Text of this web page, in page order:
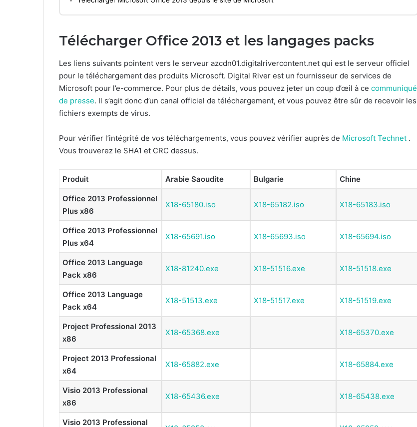
Télécharger Office 2013 et les langages packs
Les liens suivants pointent vers le serveur azcdn01.digitalrivercontent.net qui est le serveur officiel
pour le téléchargement des produits Microsoft. Digital River est un fournisseur de services de
Microsoft pour l’e-commerce. Pour plus de détails, vous pouvez jeter un coup d’œil à ce communiqué
de presse. Il s’agit donc d’un canal officiel de téléchargement, et vous pouvez être sûr de recevoir les
fichiers exempts de virus.
Pour vérifier l’intégrité de vos téléchargements, vous pouvez vérifier auprès de Microsoft Technet .
Vous trouverez le SHA1 et CRC dessus.
Produit Arabie Saoudite Bulgarie Chine
Office 2013 Professionnel
Plus x86
X18-65180.iso X18-65182.iso X18-65183.iso
Office 2013 Professionnel
Plus x64
X18-65691.iso X18-65693.iso X18-65694.iso
Office 2013 Language
Pack x86
X18-81240.exe X18-51516.exe X18-51518.exe
Office 2013 Language
Pack x64
X18-51513.exe X18-51517.exe X18-51519.exe
Project Professional 2013
x86
X18-65368.exe X18-65370.exe
Project 2013 Professional
x64
X18-65882.exe X18-65884.exe
Visio 2013 Professional
x86
X18-65436.exe X18-65438.exe
Visio 2013 Professional